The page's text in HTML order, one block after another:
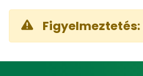
Figyelmeztetés: